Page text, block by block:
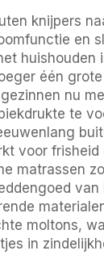
knijpers
en
huishouden
één
nu
te
voor frisheid
matrassen
van
moltons,
in